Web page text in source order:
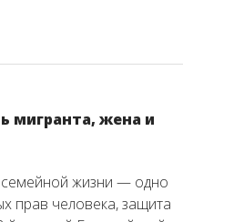
мигранта, жена и
жизни — одно
прав человека, защита